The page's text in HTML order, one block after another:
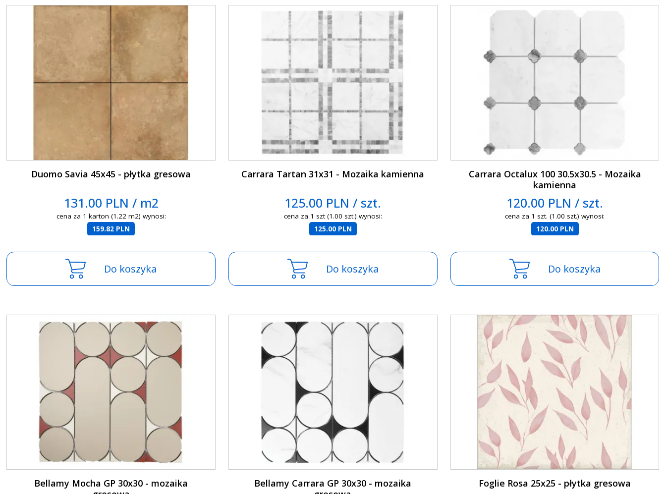
Duomo Savia 45x45 - płytka gresowa
131.00 PLN / m2
cena za 1 karton (1.22 m2) wynosi:
159.82 PLN
Do koszyka
Carrara Tartan 31x31 - Mozaika kamienna
125.00 PLN / szt.
cena za 1 szt (1.00 szt.) wynosi:
125.00 PLN
Do koszyka
Carrara Octalux 100 30.5x30.5 - Mozaika
kamienna
120.00 PLN / szt.
cena za 1 szt. (1.00 szt.) wynosi:
120.00 PLN
Do koszyka
Bellamy Mocha GP 30x30 - mozaika
Bellamy Carrara GP 30x30 - mozaika
Foglie Rosa 25x25 - płytka gresowa